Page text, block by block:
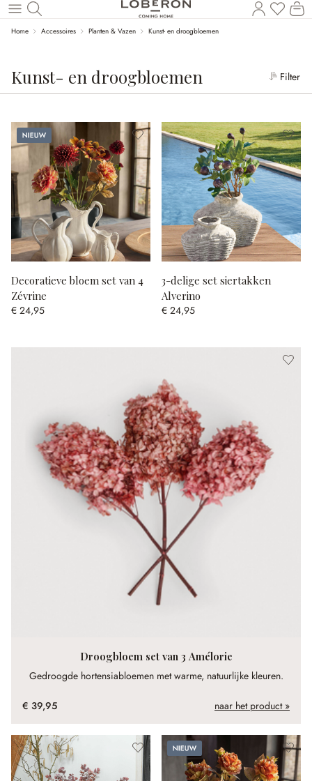
Naar de hoofdinhoud
Home Accessoires Planten & Vazen Kunst- en droogbloemen
Kunst- en droogbloemen Filter
Nieuw
Decoratieve bloem set van 4
Zévrine
€ 24,95
Droogbloem set van 3 Amélorie
Gedroogde hortensiabloemen met warme, natuurlijke kleuren.
€ 39,95 naar het product »
3-delige set siertakken
Alverino
€ 24,95
Nieuw